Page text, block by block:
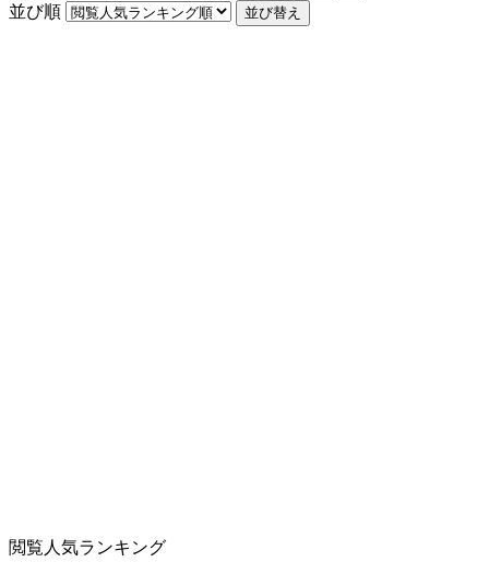
並び順
並び替え
閲覧人気ランキング